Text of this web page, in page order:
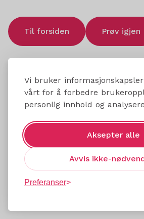
Vi bruker
vårt for å forbedre
personlig innhold og
Aksepter alle
Avvis ikke-
Preferanser
Til forsiden Prøv igjen